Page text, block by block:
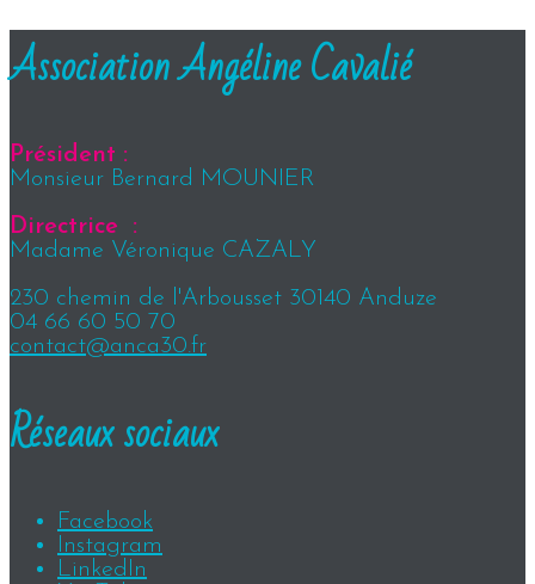
Association Angéline Cavalié
Président :
Monsieur Bernard MOUNIER
Directrice :
Madame Véronique CAZALY
230 chemin de l'Arbousset 30140 Anduze
04 66 60 50 70
contact@anca30.fr
Réseaux sociaux
Facebook
Instagram
LinkedIn